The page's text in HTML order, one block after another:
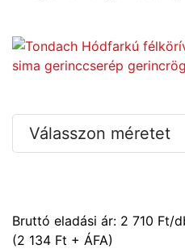
Bruttó eladási ár: 2 710 Ft/
(2 134 Ft + ÁFA)